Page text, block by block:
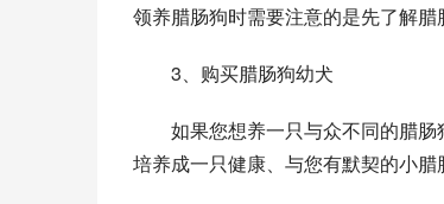
领养腊肠狗时需要注意的是先了解腊
3、购买腊肠狗幼犬
如果您想养一只与众不同的腊肠
培养成一只健康、与您有默契的小腊